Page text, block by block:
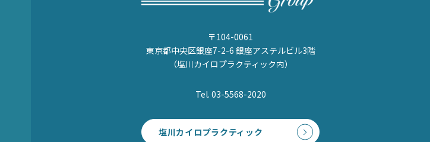
〒104-0061
東京都中央区銀座7-2-6 銀座アステルビル3階
（塩川カイロプラクティック内）
Tel. 03-5568-2020
塩川カイロプラクティック